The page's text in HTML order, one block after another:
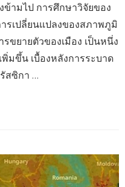
ามไป การศึกษาวิจัยของ
รเปลี่ยนแปลงของสภาพภูมิ
ขยายตัวของเมือง เป็นหนึ่ง
มขึ้น เบื้องหลังการระบาด
สซิกา …